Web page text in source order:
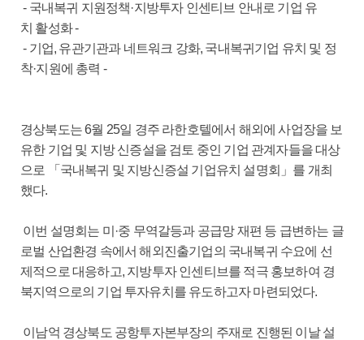
- 국내복귀 지원정책·지방투자 인센티브 안내로 기업 유
치 활성화 -
- 기업, 유관기관과 네트워크 강화, 국내복귀기업 유치 및 정
착·지원에 총력 -
경상북도는 6월 25일 경주 라한호텔에서 해외에 사업장을 보
유한 기업 및 지방 신증설을 검토 중인 기업 관계자들을 대상
으로 「국내복귀 및 지방신증설 기업유치 설명회」를 개최
했다.
이번 설명회는 미·중 무역갈등과 공급망 재편 등 급변하는 글
로벌 산업환경 속에서 해외진출기업의 국내복귀 수요에 선
제적으로 대응하고, 지방투자 인센티브를 적극 홍보하여 경
북지역으로의 기업 투자유치를 유도하고자 마련되었다.
이남억 경상북도 공항투자본부장의 주재로 진행된 이날 설